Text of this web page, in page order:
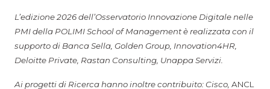
L’edizione 2026 dell’Osservatorio Innovazione Digitale nelle
PMI della POLIMI School of Management è realizzata con il
supporto di Banca Sella, Golden Group, Innovation4HR,
Deloitte Private, Rastan Consulting, Unappa Servizi.
Ai progetti di Ricerca hanno inoltre contribuito: Cisco, ANCL